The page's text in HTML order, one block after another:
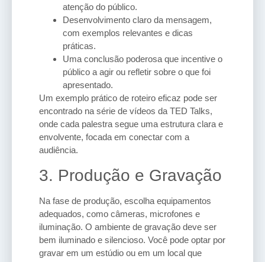
atenção do público.
Desenvolvimento claro da mensagem,
com exemplos relevantes e dicas
práticas.
Uma conclusão poderosa que incentive o
público a agir ou refletir sobre o que foi
apresentado.
Um exemplo prático de roteiro eficaz pode ser
encontrado na série de vídeos da TED Talks,
onde cada palestra segue uma estrutura clara e
envolvente, focada em conectar com a
audiência.
3. Produção e Gravação
Na fase de produção, escolha equipamentos
adequados, como câmeras, microfones e
iluminação. O ambiente de gravação deve ser
bem iluminado e silencioso. Você pode optar por
gravar em um estúdio ou em um local que